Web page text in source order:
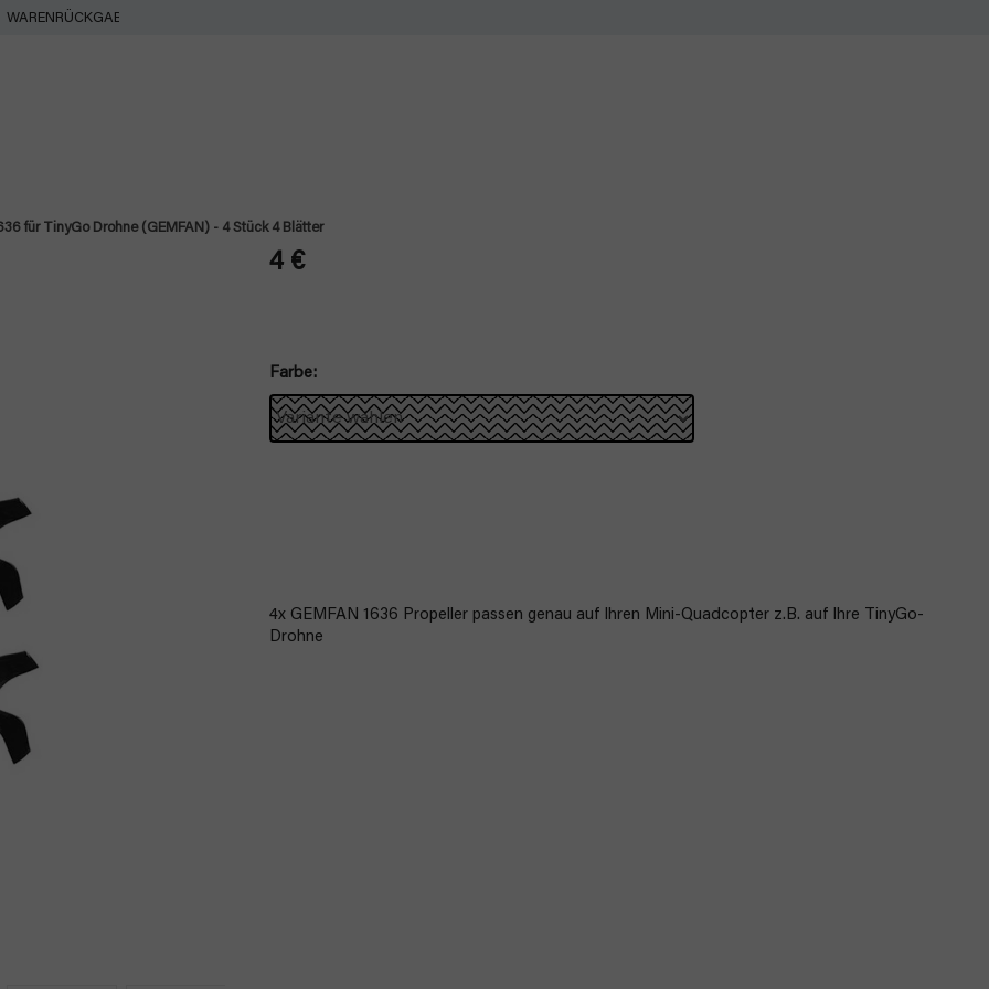
WARENRÜCKGABE
für TinyGo Drohne (GEMFAN) - 4 Stück 4 Blätter
4 €
Farbe
4x GEMFAN 1636 Propeller passen genau auf Ihren Mini-Quadcopter z.B. auf Ihre TinyGo-
Drohne